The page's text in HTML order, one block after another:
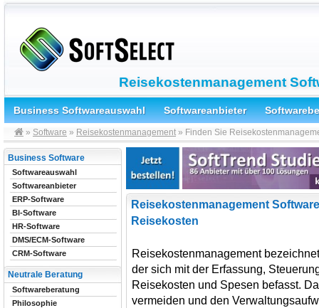
Reisekostenmanagement
Business Softwareauswahl Softwareanbieter
» Software » Reisekostenmanagement » Finden Sie
Reisekostenmanagement
Reisekosten
Reisekostenmanagement
der sich mit der Erfassung,
Reisekosten und Spesen befasst.
vermeiden und den
Business Software
Softwareauswahl
Softwareanbieter
ERP-Software
BI-Software
HR-Software
DMS/ECM-Software
CRM-Software
Neutrale Beratung
Softwareberatung
Philosophie